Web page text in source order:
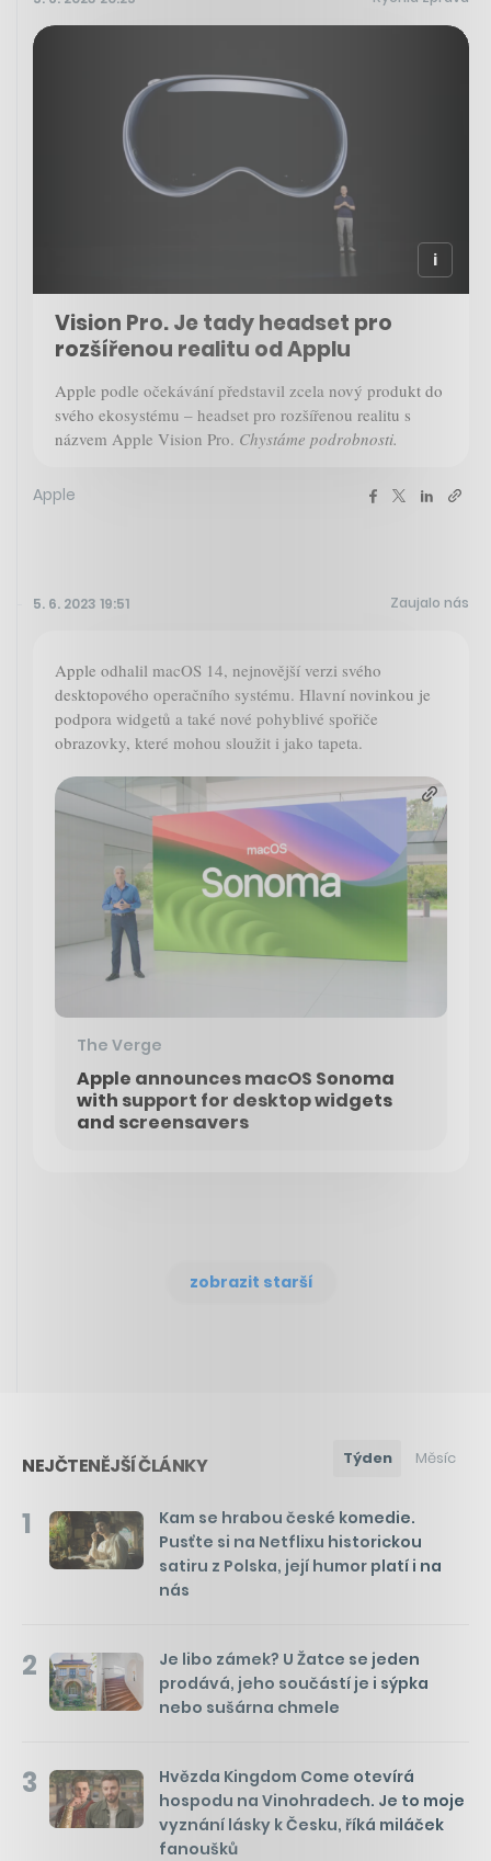
Vision Pro. Je tady headset pro
rozšířenou realitu od Applu
Apple podle očekávání představil zcela nový produkt do
svého ekosystému – headset pro rozšířenou realitu s
názvem Apple Vision Pro. Chystáme podrobnosti.
Apple
5. 6. 2023 19:51 Zaujalo nás
Apple odhalil macOS 14, nejnovější verzi svého
desktopového operačního systému. Hlavní novinkou je
podpora widgetů a také nové pohyblivé spořiče
obrazovky, které mohou sloužit i jako tapeta.
The Verge
Apple announces macOS Sonoma
with support for desktop widgets
and screensavers
zobrazit starší
NEJČTENĚJŠÍ ČLÁNKY Týden Měsíc
1
Kam se hrabou české komedie.
Pusťte si na Netflixu historickou
satiru z Polska, její humor platí i na
nás
2
Je libo zámek? U Žatce se jeden
prodává, jeho součástí je i sýpka
nebo sušárna chmele
3
Hvězda Kingdom Come otevírá
hospodu na Vinohradech. Je to moje
vyznání lásky k Česku, říká miláček
fanoušků